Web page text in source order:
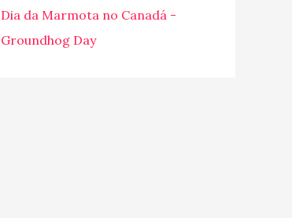
Dia da Marmota no Canadá -
Groundhog Day